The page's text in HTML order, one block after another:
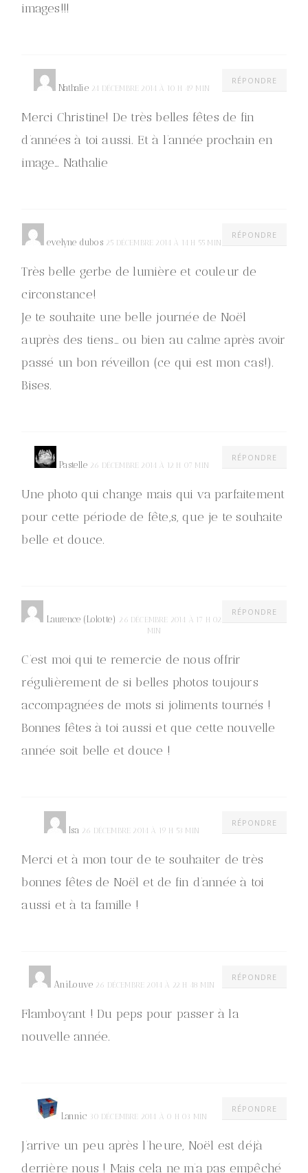
images!!!
RÉPONDRE
Nathalie 24 DÉCEMBRE 2014 À 10 H 49 MIN
Merci Christine! De très belles fêtes de fin
d’années à toi aussi. Et à l’année prochain en
image… Nathalie
RÉPONDRE
evelyne dubos 25 DÉCEMBRE 2014 À 14 H 55 MIN
Très belle gerbe de lumière et couleur de
circonstance!
Je te souhaite une belle journée de Noël
auprès des tiens… ou bien au calme après avoir
passé un bon réveillon (ce qui est mon cas!).
Bises.
RÉPONDRE
Pastelle 26 DÉCEMBRE 2014 À 12 H 07 MIN
Une photo qui change mais qui va parfaitement
pour cette période de fête,s, que je te souhaite
belle et douce.
RÉPONDRE
Laurence (Lolotte) 26 DÉCEMBRE 2014 À 17 H 02
MIN
C’est moi qui te remercie de nous offrir
régulièrement de si belles photos toujours
accompagnées de mots si joliments tournés !
Bonnes fêtes à toi aussi et que cette nouvelle
année soit belle et douce !
RÉPONDRE
Isa 26 DÉCEMBRE 2014 À 19 H 53 MIN
Merci et à mon tour de te souhaiter de très
bonnes fêtes de Noël et de fin d’année à toi
aussi et à ta famille !
RÉPONDRE
AniLouve 26 DÉCEMBRE 2014 À 22 H 48 MIN
Flamboyant ! Du peps pour passer à la
nouvelle année.
RÉPONDRE
Lannic 30 DÉCEMBRE 2014 À 0 H 03 MIN
J’arrive un peu après l’heure, Noël est déjà
derrière nous ! Mais cela ne m’a pas empêché